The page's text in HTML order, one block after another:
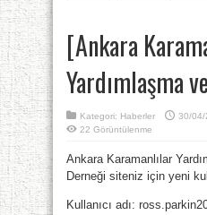
[Ankara
Yardımlaşma
Kategori: Haberler 30/04/
22 Görüntülenme
Ankara Karamanlılar
Derneği siteniz için yeni
Kullanıcı adı: